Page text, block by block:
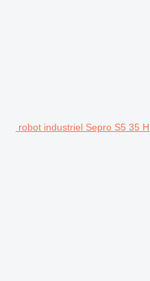
robot industriel Sepro S5 35